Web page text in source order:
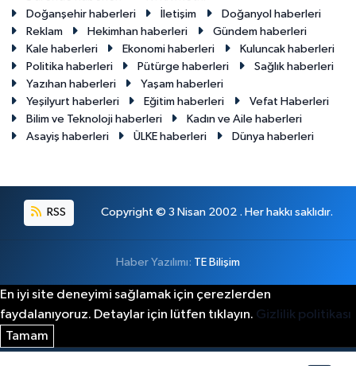
Doğanşehir haberleri
İletişim
Doğanyol haberleri
Reklam
Hekimhan haberleri
Gündem haberleri
Kale haberleri
Ekonomi haberleri
Kuluncak haberleri
Politika haberleri
Pütürge haberleri
Sağlık haberleri
Yazıhan haberleri
Yaşam haberleri
Yeşilyurt haberleri
Eğitim haberleri
Vefat Haberleri
Bilim ve Teknoloji haberleri
Kadın ve Aile haberleri
Asayiş haberleri
ÜLKE haberleri Dünya haberleri
RSS Copyright © 3 Nisan 2002 . Her hakkı saklıdır.
Haber Yazılımı: TE Bilişim
En iyi site deneyimi sağlamak için çerezlerden
faydalanıyoruz. Detaylar için lütfen tıklayın. Gizlilik politikası
Tamam